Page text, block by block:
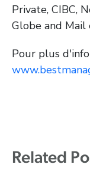
Private, CIBC,
Globe and
Pour plus
Related